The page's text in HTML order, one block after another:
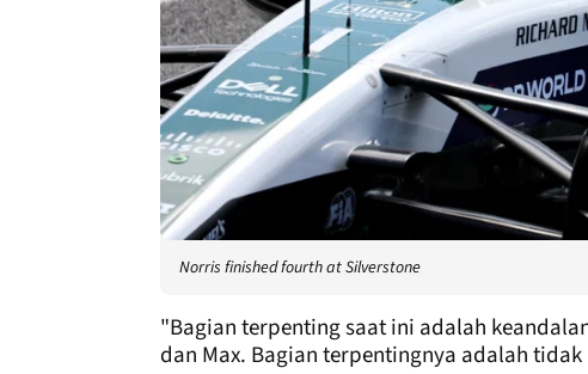
Norris finished fourth at Silverstone
"Bagian terpenting saat ini adalah
dan Max. Bagian terpentingnya adalah